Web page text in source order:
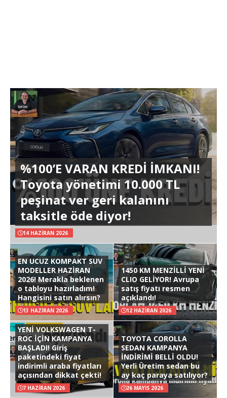
%100’E VARAN KREDİ İMKANI!
Toyota yönetimi 10.000 TL
peşinat ver geri kalanını
taksitle öde diyor!
14 HAZIRAN 2026
EN UCUZ KOMPAKT SUV
MODELLER HAZİRAN
2026! Merakla beklenen
o tabloyu hazırladım!
Hangisini satın alırsın?
13 HAZIRAN 2026
1450 KM MENZİLLİ YENİ
CLIO GELİYOR! Avrupa
satış fiyatı resmen
açıklandı!
12 HAZIRAN 2026
YENİ VOLKSWAGEN T-
ROC İÇİN KAMPANYA
BAŞLADI! Giriş
paketindeki fiyat
indirimli araba fiyatları
açısından dikkat çekti!
7 HAZIRAN 2026
TOYOTA COROLLA
SEDAN KAMPANYA
İNDİRİMİ BELLİ OLDU!
Yerli Üretim sedan bu
ay kaç paraya satılıyor?
26 MAYIS 2026